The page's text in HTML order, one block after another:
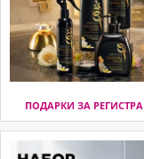
ПОДАРКИ ЗА